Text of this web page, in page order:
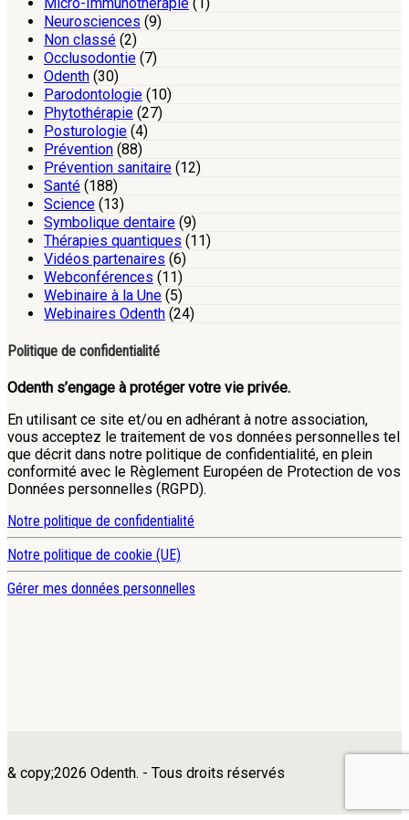
Neurosciences (9)
Non classé (2)
Occlusodontie (7)
Odenth (30)
Parodontologie (10)
Phytothérapie (27)
Posturologie (4)
Prévention (88)
Prévention sanitaire (12)
Santé (188)
Science (13)
Symbolique dentaire (9)
Thérapies quantiques (11)
Vidéos partenaires (6)
Webconférences (11)
Webinaire à la Une (5)
Webinaires Odenth (24)
Politique de confidentialité
Odenth s’engage à protéger votre vie privée.
En utilisant ce site et/ou en adhérant à notre association,
vous acceptez le traitement de vos données personnelles tel
que décrit dans notre politique de confidentialité, en plein
conformité avec le Règlement Européen de Protection de vos
Données personnelles (RGPD).
Notre politique de confidentialité
Notre politique de cookie (UE)
Gérer mes données personnelles
& copy;2026 Odenth. - Tous droits réservés